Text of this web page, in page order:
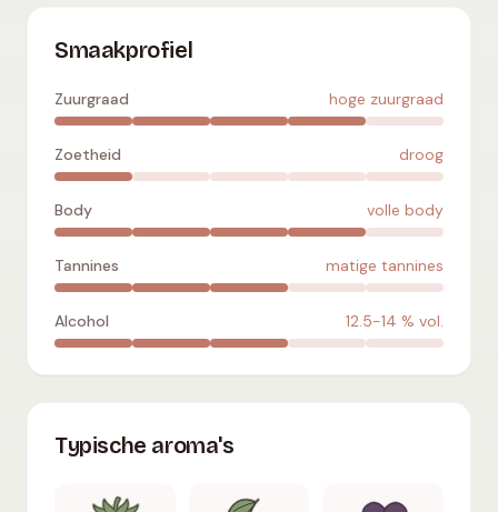
Smaakprofiel
Zuurgraad hoge zuurgraad
Zoetheid droog
Body volle body
Tannines matige tannines
Alcohol 12.5-14 % vol.
Typische aroma's